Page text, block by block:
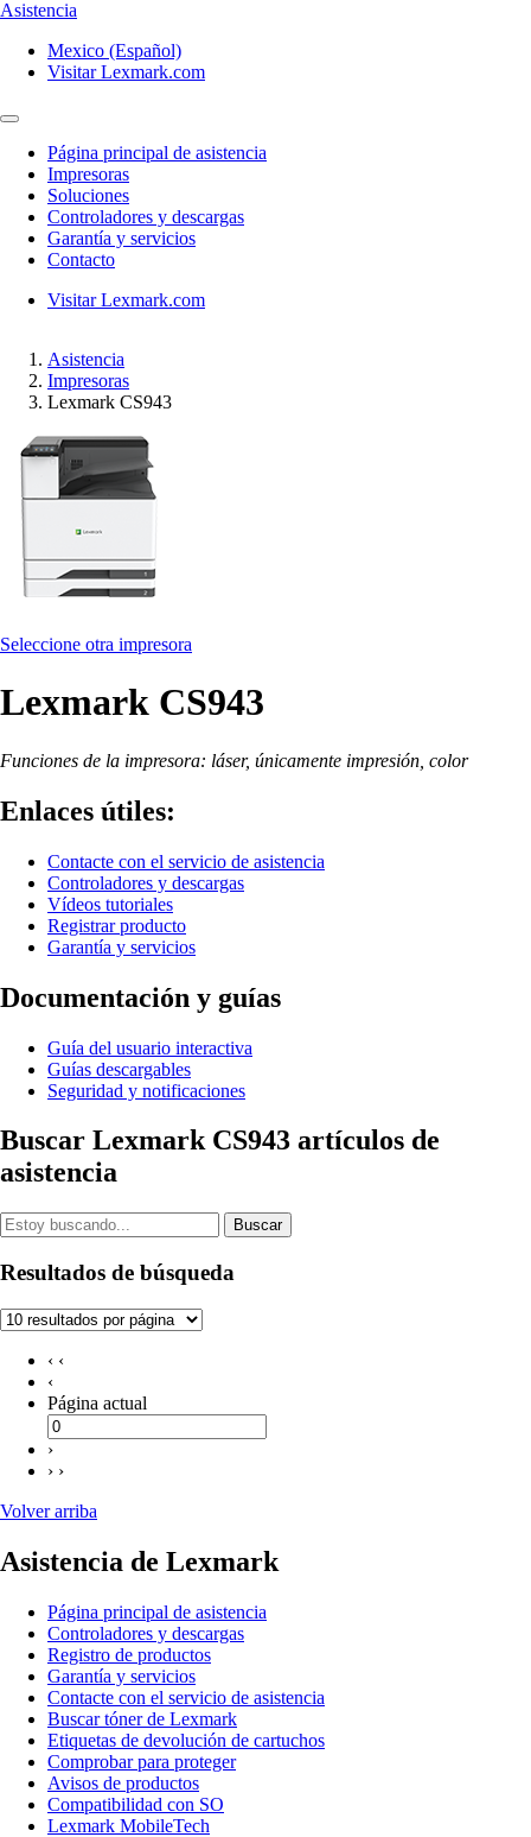
Asistencia
Mexico (Español)
Visitar Lexmark.com
Página principal de asistencia
Impresoras
Soluciones
Controladores y descargas
Garantía y servicios
Contacto
Visitar Lexmark.com
Asistencia
Impresoras
Lexmark CS943
Seleccione otra impresora
Lexmark CS943
Funciones de la impresora: láser, únicamente impresión, color
Enlaces útiles:
Contacte con el servicio de asistencia
Controladores y descargas
Vídeos tutoriales
Registrar producto
Garantía y servicios
Documentación y guías
Guía del usuario interactiva
Guías descargables
Seguridad y notificaciones
Buscar Lexmark CS943 artículos de
asistencia
Buscar
Resultados de búsqueda
‹ ‹
‹
Página actual
›
› ›
Volver arriba
Asistencia de Lexmark
Página principal de asistencia
Controladores y descargas
Registro de productos
Garantía y servicios
Contacte con el servicio de asistencia
Buscar tóner de Lexmark
Etiquetas de devolución de cartuchos
Comprobar para proteger
Avisos de productos
Compatibilidad con SO
Lexmark MobileTech